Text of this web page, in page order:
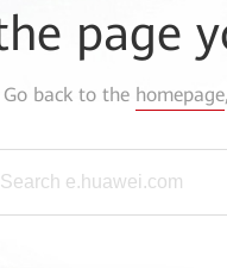
page
Go back to the homepage